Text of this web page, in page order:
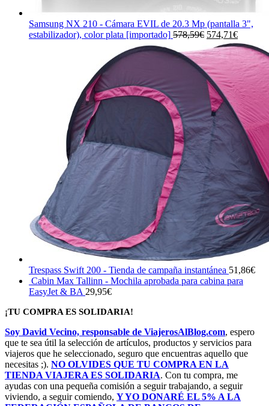
Samsung NX 210 - Cámara EVIL de 20.3 Mp (pantalla 3",
estabilizador), color plata [importado] 578,59€ El
precio
original
era:
578,59€.
574,71€El
precio
actual
es:
Trespass Swift 200 - Tienda de campaña instantánea 51,86€
Cabin Max Tallinn - Mochila aprobada para cabina para
EasyJet & BA 29,95€
¡TU COMPRA ES SOLIDARIA!
Soy David Vecino, responsable de ViajerosAlBlog.com, espero
que te sea útil la selección de artículos, productos y servicios para
viajeros que he seleccionado, seguro que encuentras aquello que
necesitas ;). NO OLVIDES QUE TU COMPRA EN LA
TIENDA VIAJERA ES SOLIDARIA. Con tu compra, me
ayudas con una pequeña comisión a seguir trabajando, a seguir
viviendo, a seguir comiendo, Y YO DONARÉ EL 5% A LA